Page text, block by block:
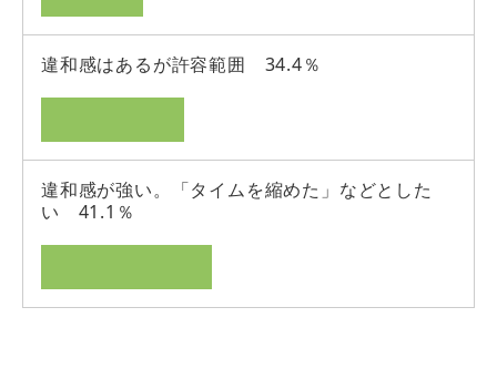
違和感はあるが許容範囲 34.4％
違和感が強い。「タイムを縮めた」などとした
い 41.1％